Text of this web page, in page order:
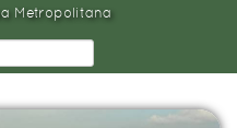
Metropolitana